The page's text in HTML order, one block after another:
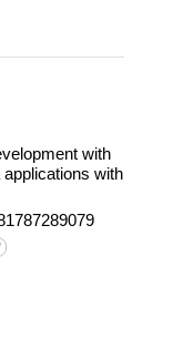
with
with